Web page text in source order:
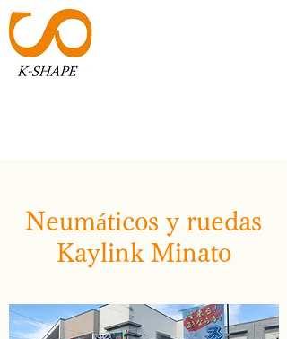
Neumáticos y ruedas
Kaylink Minato